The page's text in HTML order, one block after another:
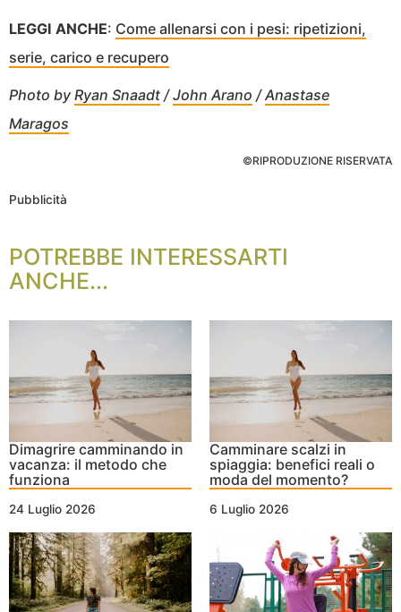
LEGGI ANCHE: Come allenarsi con i pesi: ripetizioni,
serie, carico e recupero
Photo byRyan Snaadt /John Arano /Anastase
Maragos
©RIPRODUZIONE RISERVATA
Pubblicità
POTREBBE INTERESSARTI
ANCHE...
Dimagrire camminando in
vacanza: il metodo che
funziona
24 Luglio 2026
Camminare scalzi in
spiaggia: benefici reali o
moda del momento?
6 Luglio 2026